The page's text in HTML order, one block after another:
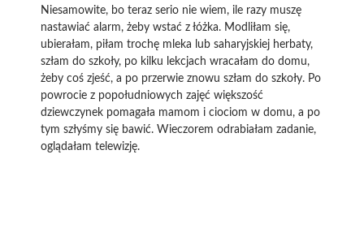
Niesamowite, bo teraz serio nie wiem, ile razy muszę
nastawiać alarm, żeby wstać z łóżka. Modliłam się,
ubierałam, piłam trochę mleka lub saharyjskiej herbaty,
szłam do szkoły, po kilku lekcjach wracałam do domu,
żeby coś zjeść, a po przerwie znowu szłam do szkoły. Po
powrocie z popołudniowych zajęć większość
dziewczynek pomagała mamom i ciociom w domu, a po
tym szłyśmy się bawić. Wieczorem odrabiałam zadanie,
oglądałam telewizję.